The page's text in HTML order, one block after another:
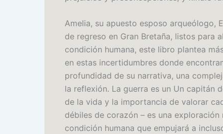
Amelia, su apuesto esposo arqueólogo,
de regreso en Gran Bretaña, listos para
condición humana, este libro plantea
en estas incertidumbres donde
profundidad de su narrativa, una
la reflexión. La guerra es un Un capitán
de la vida y la importancia de valorar
débiles de corazón – es una
condición humana que empujará a